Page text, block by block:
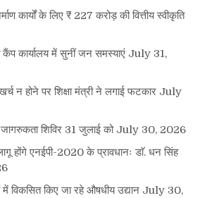
कार्यों के लिए ₹ 227 करोड़ की वित्तीय स्वीकृति
कार्यालय में सुनीं जन समस्याएं July 31,
न होने पर शिक्षा मंत्री ने लगाई फटकार July
शिविर 31 जुलाई को July 30, 2026
होंगे एनईपी-2020 के प्रावधानः डाॅ. धन सिंह
में विकसित किए जा रहे औषधीय उद्यान July 30,